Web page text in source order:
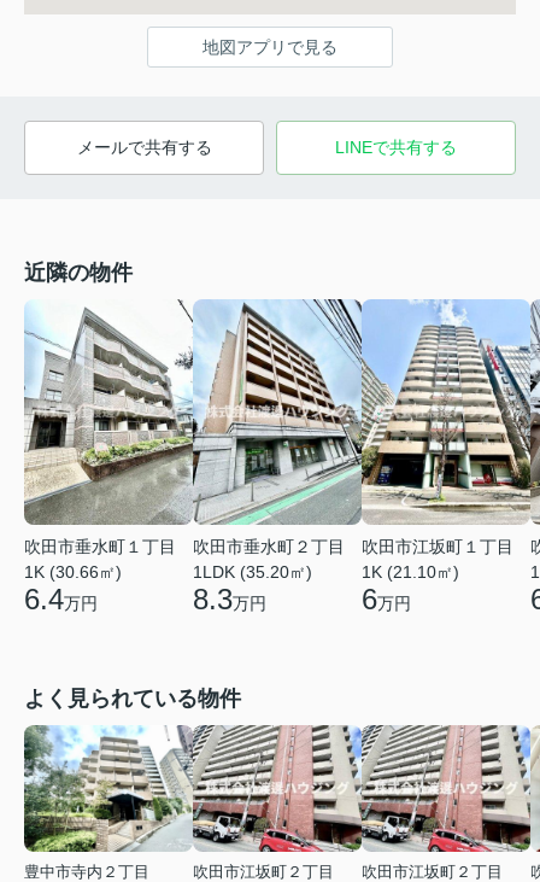
地図アプリで見る
メールで共有する LINEで共有する
近隣の物件
吹田市垂水町１丁目
1K (30.66㎡)
6.4万円
吹田市垂水町２丁目
1LDK (35.20㎡)
8.3万円
吹田市江坂町１丁目
1K (21.10㎡)
6万円
よく見られている物件
豊中市寺内２丁目
吹田市江坂町２丁目
吹田市江坂町２丁目